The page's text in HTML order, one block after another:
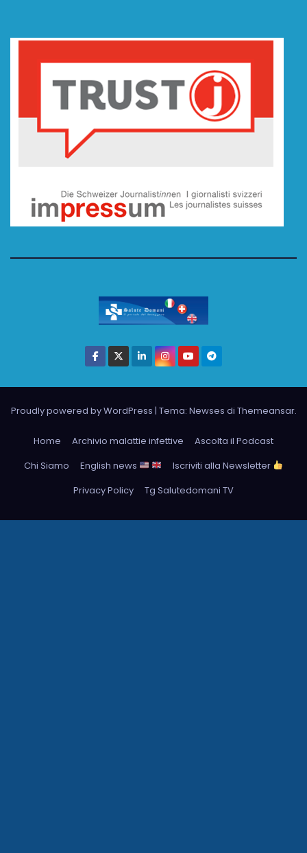
Proudly powered by WordPress | Tema: Newses di Themeansar.
Home Archivio malattie infettive
Ascolta il Podcast
Chi Siamo
English news
Iscriviti alla Newsletter
Privacy Policy
Tg Salutedomani TV